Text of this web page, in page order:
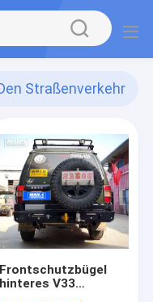
Straßenverkehr
Frontschutzbügel
hinteres V33